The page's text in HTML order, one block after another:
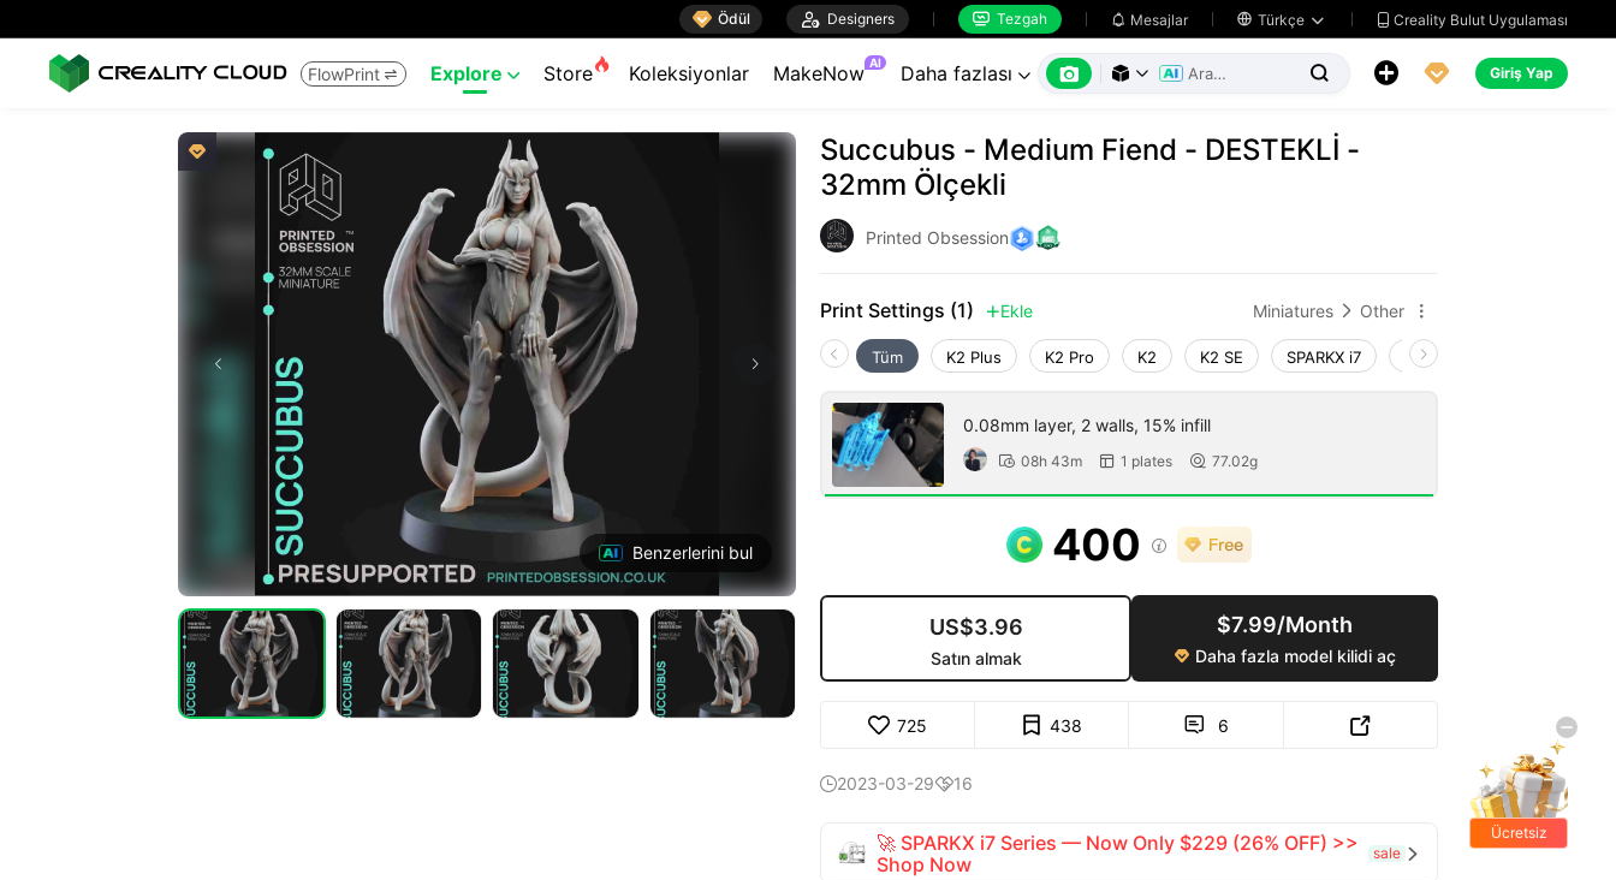
 Ödül  Designers  Tezgah  Mesajlar  Türkçe   Creality Bulut Uygulaması
FlowPrint  Explore  Store Koleksiyonlar MakeNow AI Daha fazlası        Giriş Yap

Benzerlerini bul
Succubus - Medium Fiend - DESTEKLİ -
32mm Ölçekli
Printed Obsession
Print Settings (1)  Ekle Miniatures  Other 
Tüm K2 Plus K2 Pro K2 K2 SE SPARKX i7 Creality Hi
0.08mm layer, 2 walls, 15% infill
 08h 43m  1 plates  77.02g
400 
US$3.96
Satın almak
$7.99/Month
 Daha fazla model kilidi aç
725 438  6 
2023-03-2916
🚀 SPARKX i7 Series — Now Only $229 (26% OFF) >>
Shop Now
sale 
Ücretsiz